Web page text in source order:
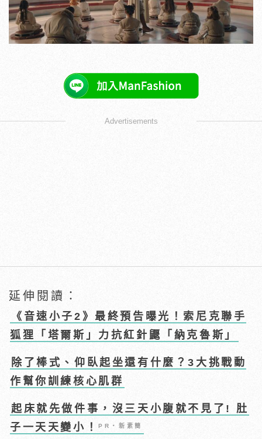
Advertisements
延伸閱讀：
《音速小子2》最終預告曝光！索尼克聯手
狐狸「塔爾斯」力抗紅針鼴「納克魯斯」
除了棒式、仰臥起坐還有什麼？3大挑戰動
作幫你訓練核心肌群
起床就先做件事，沒三天小腹就不見了! 肚
子一天天變小！PR・新素簡